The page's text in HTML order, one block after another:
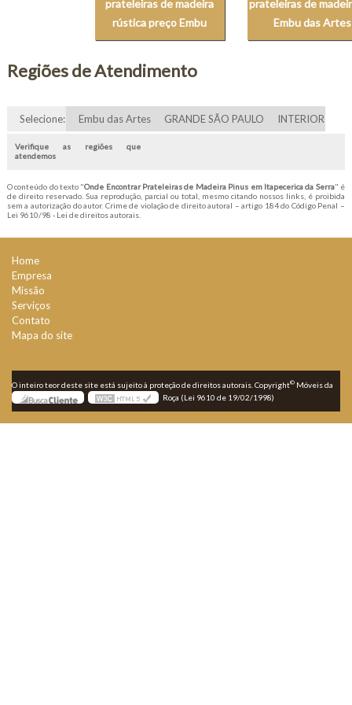
prateleiras de madeira
rústica preço Embu
prateleiras de
Embu das Artes
Regiões de Atendimento
Selecione: Embu das Artes GRANDE SÃO PAULO INTERIOR
Verifique as regiões que
atendemos
O conteúdo do texto "Onde Encontrar Prateleiras de Madeira Pinus em Itapecerica da Serra" é
de direito reservado. Sua reprodução, parcial ou total, mesmo citando nossos links, é proibida
sem a autorização do autor. Crime de violação de direito autoral – artigo 184 do Código Penal –
Lei 9610/98 - Lei de direitos autorais.
Home
Empresa
Missão
Serviços
Contato
Mapa do site
O inteiro teor deste site está sujeito à proteção de direitos autorais. Copyright© Móveis da
Roça (Lei 9610 de 19/02/1998)